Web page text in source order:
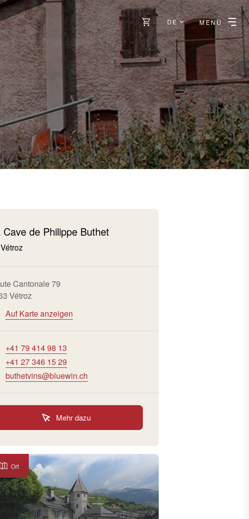
DE MENÜ
Cave de Philippe Buthet
Vétroz
Cantonale 79
Vétroz
Auf Karte anzeigen
+41 79 414 98 13
+41 27 346 15 29
buthetvins@bluewin.ch
Mehr dazu
Ort